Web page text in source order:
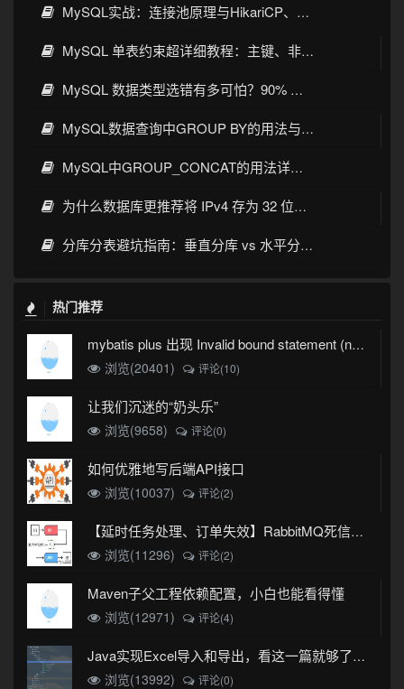
MySQL实战：连接池原理与HikariCP、C3P0、Druid、DBCP选型
MySQL 单表约束超详细教程：主键、非空、唯一、默认值一次讲透
MySQL 数据类型选错有多可怕？90% 开发者都踩过的坑
MySQL数据查询中GROUP BY的用法与实战详解
MySQL中GROUP_CONCAT的用法详解：语法、示例与常见坑
为什么数据库更推荐将 IPv4 存为 32 位整数而不是字符串
分库分表避坑指南：垂直分库 vs 水平分表，分片键选对才不踩雷
热门推荐
mybatis plus 出现 Invalid bound statement (not found)
浏览(20401)
评论(10)
让我们沉迷的“奶头乐”
浏览(9658) 评论(0)
如何优雅地写后端API接口
浏览(10037) 评论(2)
【延时任务处理、订单失效】RabbitMQ死信队列实现
浏览(11296)
评论(2)
Maven子父工程依赖配置，小白也能看得懂
浏览(12971) 评论(4)
Java实现Excel导入和导出，看这一篇就够了(珍藏版)
浏览(13992)
评论(0)